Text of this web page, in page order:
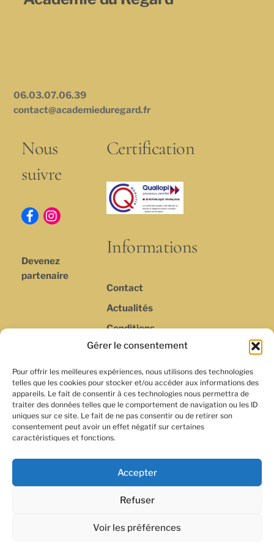
Gérer le consentement
Pour offrir les meilleures expériences, nous utilisons des technologies
telles que les cookies pour stocker et/ou accéder aux informations des
appareils. Le fait de consentir à ces technologies nous permettra de
traiter des données telles que le comportement de navigation ou les ID
uniques sur ce site. Le fait de ne pas consentir ou de retirer son
consentement peut avoir un effet négatif sur certaines
caractéristiques et fonctions.
Accepter
Refuser
Voir les préférences
06.03.07.06.39
contact@academieduregard.fr
Nous
suivre
Devenez
partenaire
Certification
Informations
Contact
Actualités
Conditions
générales de
d’utilisation
Politique de
Confidentialité
2026